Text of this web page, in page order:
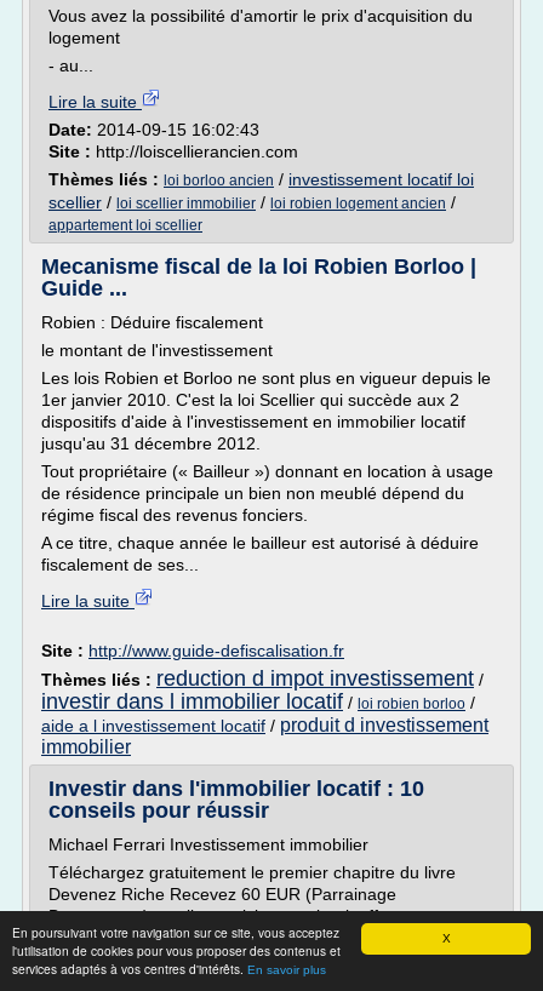
X
En poursuivant votre navigation sur ce site, vous acceptez
l'utilisation de cookies pour vous proposer des contenus et
services adaptés à vos centres d'intérêts. En savoir plus
Vous avez la possibilité d'amortir le prix d'acquisition du
logement
- au...
Lire la suite
Date: 2014-09-15 16:02:43
Site : http://loiscellierancien.com
Thèmes liés : loi borloo ancien / investissement locatif loi
scellier / loi scellier immobilier / loi robien logement ancien /
appartement loi scellier
Mecanisme fiscal de la loi Robien Borloo |
Guide ...
Robien : Déduire fiscalement
le montant de l'investissement
Les lois Robien et Borloo ne sont plus en vigueur depuis le
1er janvier 2010. C'est la loi Scellier qui succède aux 2
dispositifs d'aide à l'investissement en immobilier locatif
jusqu'au 31 décembre 2012.
Tout propriétaire (« Bailleur ») donnant en location à usage
de résidence principale un bien non meublé dépend du
régime fiscal des revenus fonciers.
A ce titre, chaque année le bailleur est autorisé à déduire
fiscalement de ses...
Lire la suite
Site : http://www.guide-defiscalisation.fr
Thèmes liés : reduction d impot investissement /
investir dans l immobilier locatif / loi robien borloo /
aide a l investissement locatif / produit d investissement
immobilier
Investir dans l'immobilier locatif : 10
conseils pour réussir
Michael Ferrari Investissement immobilier
Téléchargez gratuitement le premier chapitre du livre
Devenez Riche Recevez 60 EUR (Parrainage
Boursorama) en cliquant ici et un ebook offert
Investir dans l'immobilier locatif est une des clés de
l'indépendance financière